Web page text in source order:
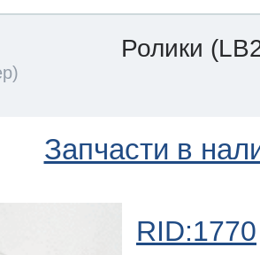
Ролики
Запчасти в
RID:1770